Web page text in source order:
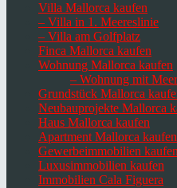
Villa Mallorca kaufen
– Villa in 1. Meereslinie
– Villa am Golfplatz
Finca Mallorca kaufen
Wohnung Mallorca kaufen
– Wohnung mit
Grundstück Mallorca
Neubauprojekte Mallorca
Haus Mallorca kaufen
Apartment Mallorca kaufen
Gewerbeimmobilien kaufen
Luxusimmobilien kaufen
Immobilien Cala Figuera